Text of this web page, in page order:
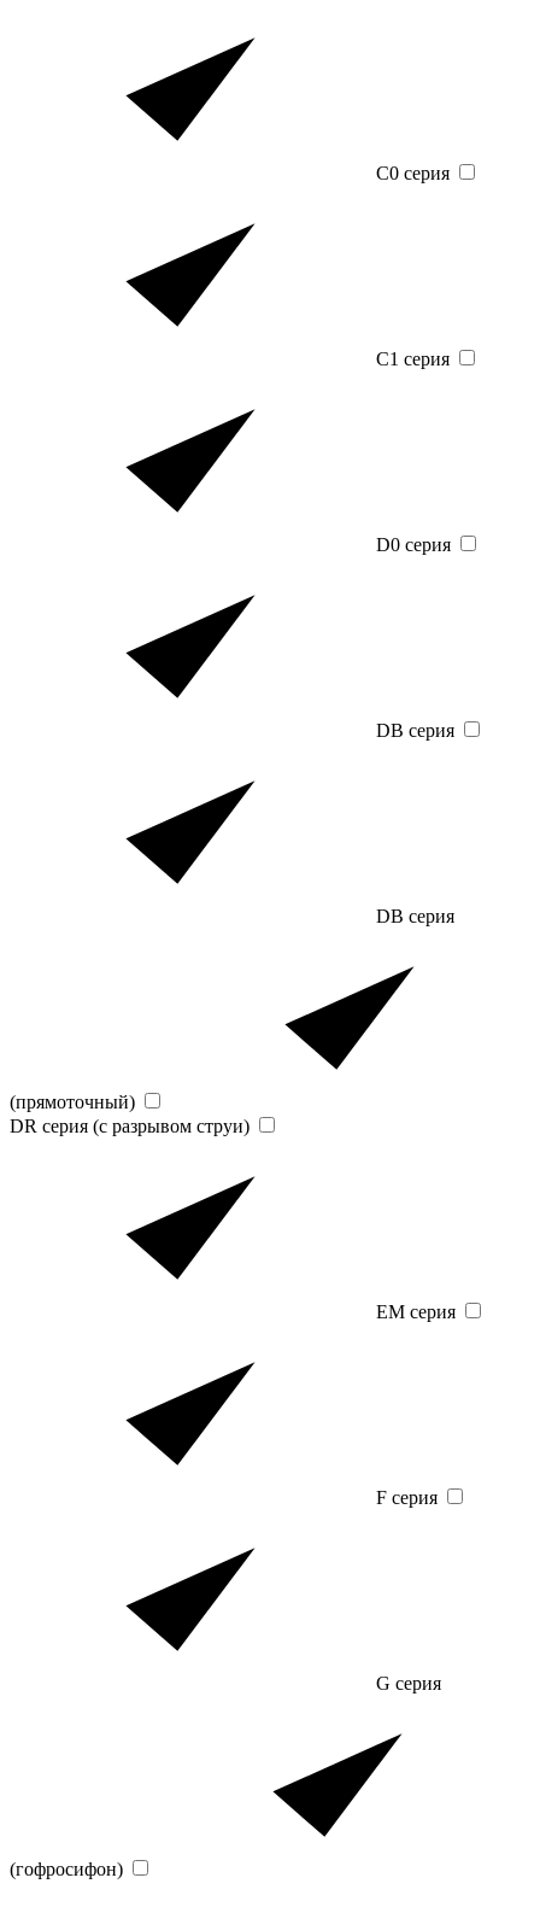
C0 серия
C1 серия
D0 серия
DB серия
DB серия
(прямоточный)
DR серия (с разрывом струи)
EM серия
F серия
G серия
(гофросифон)